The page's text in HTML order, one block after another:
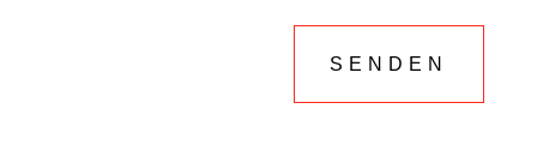
SENDEN